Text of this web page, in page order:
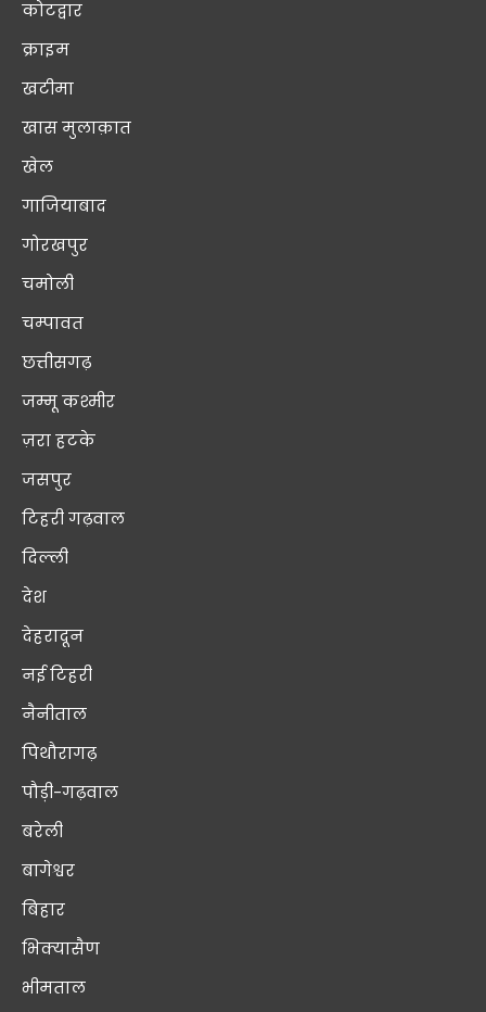
कोटद्वार
क्राइम
खटीमा
खास मुलाक़ात
खेल
गाजियाबाद
गोरखपुर
चमोली
चम्पावत
छत्तीसगढ़
जम्मू कश्मीर
ज़रा हटके
जसपुर
टिहरी गढ़वाल
दिल्ली
देश
देहरादून
नई टिहरी
नैनीताल
पिथौरागढ़
पौड़ी-गढ़वाल
बरेली
बागेश्वर
बिहार
भिक्यासैण
भीमताल